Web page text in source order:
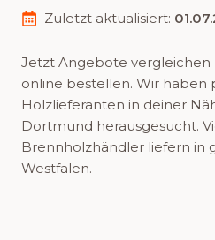
Zuletzt aktualisiert:
Jetzt Angebote vergleichen
online bestellen. Wir haben
Holzlieferanten in deiner
Dortmund herausgesucht.
Brennholzhändler liefern in
Westfalen.